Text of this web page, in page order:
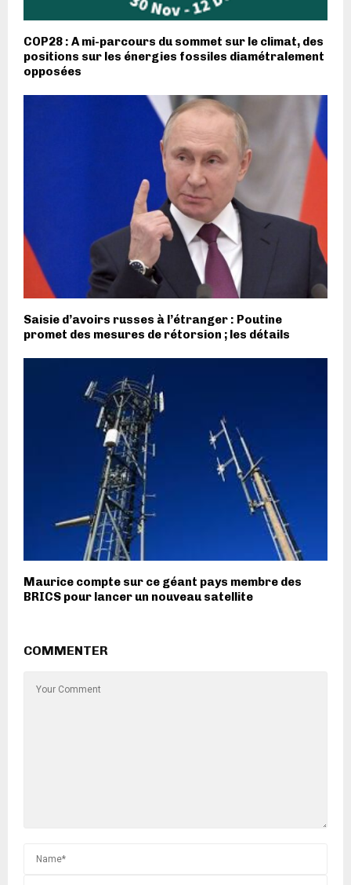
COP28 : A mi-parcours du sommet sur le climat, des
positions sur les énergies fossiles diamétralement
opposées
Saisie d’avoirs russes à l’étranger : Poutine
promet des mesures de rétorsion ; les détails
Maurice compte sur ce géant pays membre des
BRICS pour lancer un nouveau satellite
COMMENTER